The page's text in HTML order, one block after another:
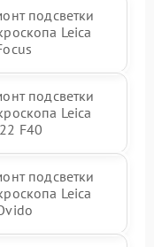
подсветки
Leica
подсветки
Leica
F40
подсветки
Leica